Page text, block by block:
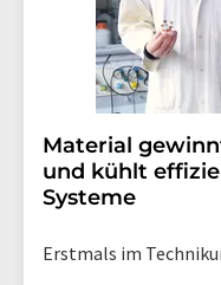
Material
und kühlt
Systeme
Erstmals im